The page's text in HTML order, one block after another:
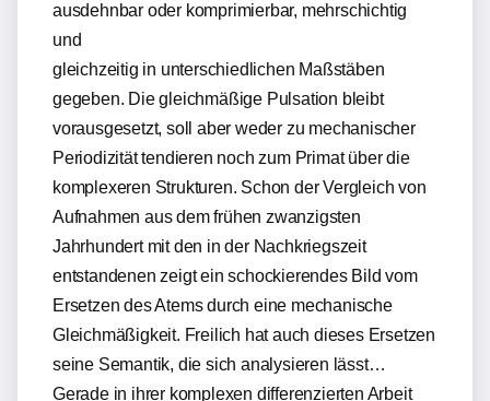
ausdehnbar oder komprimierbar, mehrschichtig
und
gleichzeitig in unterschiedlichen Maßstäben
gegeben. Die gleichmäßige Pulsation bleibt
vorausgesetzt, soll aber weder zu mechanischer
Periodizität tendieren noch zum Primat über die
komplexeren Strukturen. Schon der Vergleich von
Aufnahmen aus dem frühen zwanzigsten
Jahrhundert mit den in der Nachkriegszeit
entstandenen zeigt ein schockierendes Bild vom
Ersetzen des Atems durch eine mechanische
Gleichmäßigkeit. Freilich hat auch dieses Ersetzen
seine Semantik, die sich analysieren lässt…
Gerade in ihrer komplexen differenzierten Arbeit